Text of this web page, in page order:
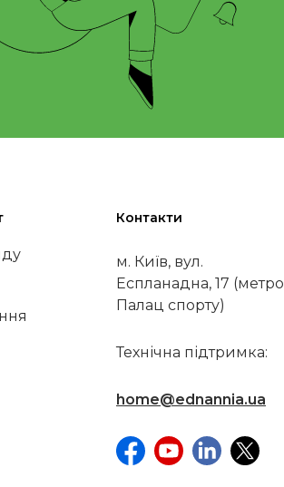
Контакти
м. Київ, вул.
Еспланадна, 17 (метро
Палац спорту)
Технічна підтримка:
home@ednannia.ua